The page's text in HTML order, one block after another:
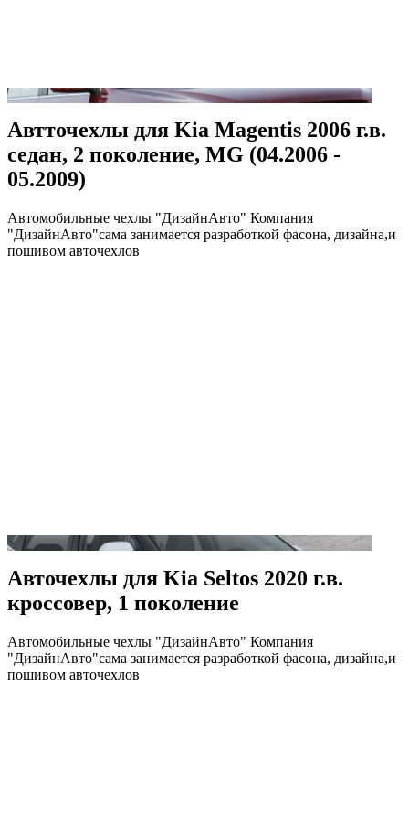
Автточехлы для Kia Magentis 2006 г.в.
седан, 2 поколение, MG (04.2006 -
05.2009)
Автомобильные чехлы "ДизайнАвто" Компания
"ДизайнАвто"сама занимается разработкой фасона, дизайна,и
пошивом авточехлов
Авточехлы для Kia Seltos 2020 г.в.
кроссовер, 1 поколение
Автомобильные чехлы "ДизайнАвто" Компания
"ДизайнАвто"сама занимается разработкой фасона, дизайна,и
пошивом авточехлов